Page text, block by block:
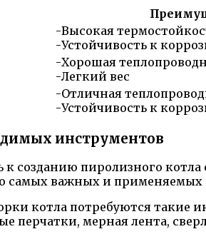
-Высокая
-Устойчивость к
-Хорошая
-Легкий вес
-Отличная
-Устойчивость к
инструментов
к созданию пиролизного
самых важных и применяемых
котла потребуются такие
перчатки, мерная лента,